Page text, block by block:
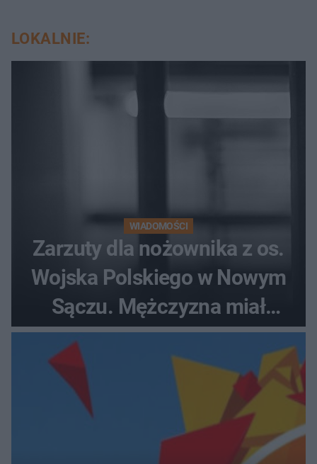
LOKALNIE:
WIADOMOŚCI
Zarzuty dla nożownika z os.
Wojska Polskiego w Nowym
Sączu. Mężczyzna miał
wczesniej problemy z
prawem